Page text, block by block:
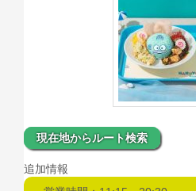
現在地からルート検索
追加情報